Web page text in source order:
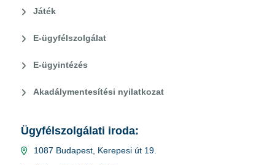
Játék
E-ügyfélszolgálat
E-ügyintézés
Akadálymentesítési nyilatkozat
Ügyfélszolgálati iroda:
1087 Budapest, Kerepesi út 19.